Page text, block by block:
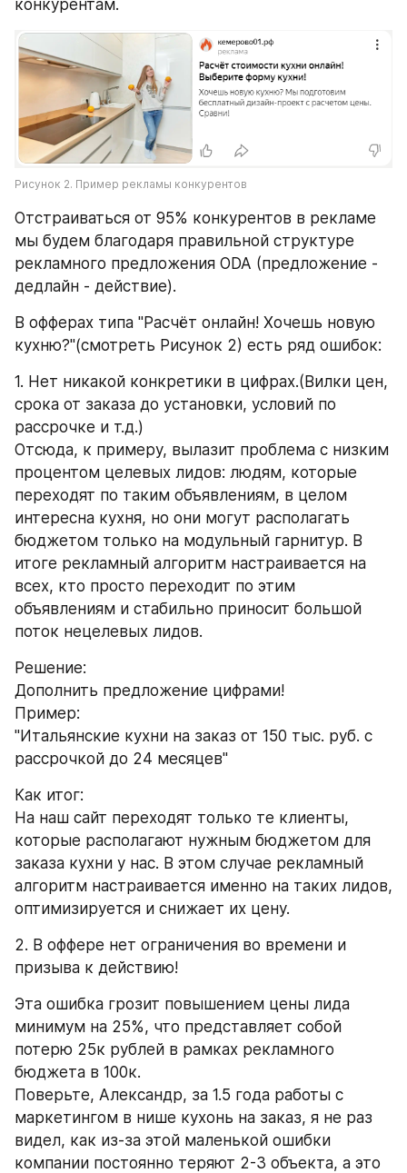
конкурентам.
Рисунок 2. Пример рекламы конкурентов
Отстраиваться от 95% конкурентов в рекламе
мы будем благодаря правильной структуре
рекламного предложения ODA (предложение -
дедлайн - действие).
В офферах типа "Расчёт онлайн! Хочешь новую
кухню?"(смотреть Рисунок 2) есть ряд ошибок:
1. Нет никакой конкретики в цифрах.(Вилки цен,
срока от заказа до установки, условий по
рассрочке и т.д.)
Отсюда, к примеру, вылазит проблема с низким
процентом целевых лидов: людям, которые
переходят по таким объявлениям, в целом
интересна кухня, но они могут располагать
бюджетом только на модульный гарнитур. В
итоге рекламный алгоритм настраивается на
всех, кто просто переходит по этим
объявлениям и стабильно приносит большой
поток нецелевых лидов.
Решение:
Дополнить предложение цифрами!
Пример:
"Итальянские кухни на заказ от 150 тыс. руб. с
рассрочкой до 24 месяцев"
Как итог:
На наш сайт переходят только те клиенты,
которые располагают нужным бюджетом для
заказа кухни у нас. В этом случае рекламный
алгоритм настраивается именно на таких лидов,
оптимизируется и снижает их цену.
2. В оффере нет ограничения во времени и
призыва к действию!
Эта ошибка грозит повышением цены лида
минимум на 25%, что представляет собой
потерю 25к рублей в рамках рекламного
бюджета в 100к.
Поверьте, Александр, за 1.5 года работы с
маркетингом в нише кухонь на заказ, я не раз
видел, как из-за этой маленькой ошибки
компании постоянно теряют 2-3 объекта, а это